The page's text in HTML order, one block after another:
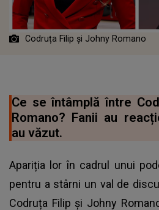
Codruța Filip și Johny Romano
Ce se întâmplă între
Romano? Fanii au
au văzut.
Apariția lor în cadrul unui
pentru a stârni un val de
Codruța Filip și Johny